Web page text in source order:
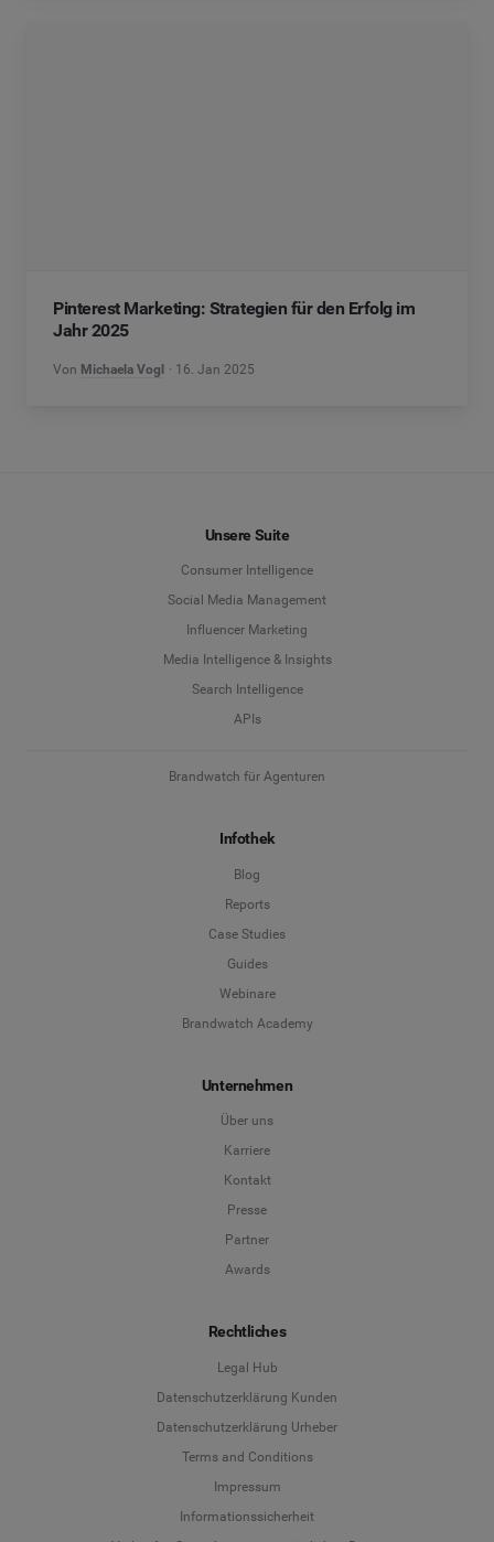
Pinterest Marketing: Strategien für den Erfolg im
Jahr 2025
Von Michaela Vogl 16. Jan 2025
Unsere Suite
Consumer Intelligence
Social Media Management
Influencer Marketing
Media Intelligence & Insights
Search Intelligence
APIs
Brandwatch für Agenturen
Infothek
Blog
Reports
Case Studies
Guides
Webinare
Brandwatch Academy
Unternehmen
Über uns
Karriere
Kontakt
Presse
Partner
Awards
Rechtliches
Legal Hub
Datenschutzerklärung Kunden
Datenschutzerklärung Urheber
Terms and Conditions
Impressum
Informationssicherheit
Deutsch